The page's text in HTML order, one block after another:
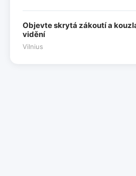
Objevte skrytá zákoutí a
vidění
Vilnius